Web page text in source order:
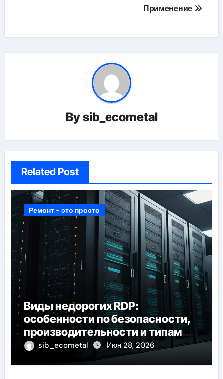
Применение
Bysib_ecometal
Related Post
Ремонт - это просто
Виды недорогих RDP:
особенности по безопасности,
производительности и типам
доступа
sib_ecometal Июн 28, 2026